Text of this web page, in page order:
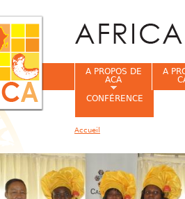
A PROPOS DE
ACA
A
CONFÉRENCE
Accueil